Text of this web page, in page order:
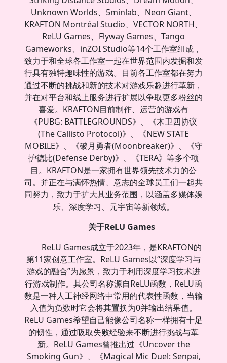
Unknown Worlds、5minlab、Neon Giant、
KRAFTON Montréal Studio、VECTOR NORTH、
ReLU Games、Flyway Games、Tango
Gameworks、inZOI Studio等14个工作室组成，
致力于和全球各工作室一起在世界范围内发掘和发
行具有独特趣味性的游戏。目前各工作室都在努力
通过不断的挑战和新的技术对游戏乐趣进行革新，
并在对平台和线上服务进行扩展以争取更多粉丝的
喜爱。KRAFTON目前制作、运营的游戏有
《PUBG: BATTLEGROUNDS》、《木卫四协议
(The Callisto Protocol)》、《NEW STATE
MOBILE》、《破月勇者(Moonbreaker)》、《守
护德比(Defense Derby)》、《TERA》等多个项
目。KRAFTON是一家拥有世界领先技术力的公
司。并正在与满怀热情、意志的全球员工们一起共
同努力，致力于扩大其业务范围，以涵盖多媒体娱
乐、深度学习、元宇宙等新领域。
关于ReLU Games
ReLU Games成立于2023年，是KRAFTON的
第11家创意工作室。ReLU Games以“深度学习与
游戏的融合”为愿景，致力于利用深度学习技术进
行游戏制作。其公司名称源自ReLU函数，ReLU函
数是一种人工神经网络中常用的代表性函数，当输
入值为负数时它会将其置换为0并输出结果值。
ReLU Games希望自己能像公司名称一样拥有十足
的韧性，通过吸取失败经验来不断进行挑战与革
新。ReLU Games曾推出过《Uncover the
Smoking Gun》、《Magical Mic Duel: Senpai,